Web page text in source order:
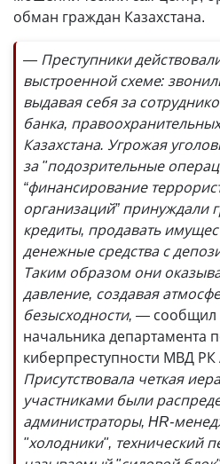
обман граждан Казахстана.
— Преступники
выстроенной схеме:
выдавая себя за
банка,
Казахстана. Угрожая
за "подозрительные
“финансирование
организаций” принуждали
кредиты, продавать
денежные средства с
Таким образом они
давление, создавая
безысходности, — сообщил
начальника департамента
киберпреступности МВД РК
Присутствовала четкая
участниками были
администраторы, HR-
"холодники", технический